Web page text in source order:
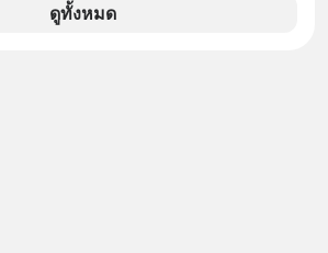
อายุ 5,000 คน มีข้อมูลที่น่าสนใจเกี่ยว
ดูทั้งหมด